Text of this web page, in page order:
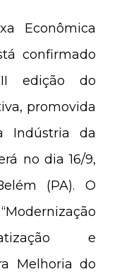
Econômica
confirmado
edição do
promovida
Indústria da
no dia 16/9,
(PA). O
e
Melhoria do